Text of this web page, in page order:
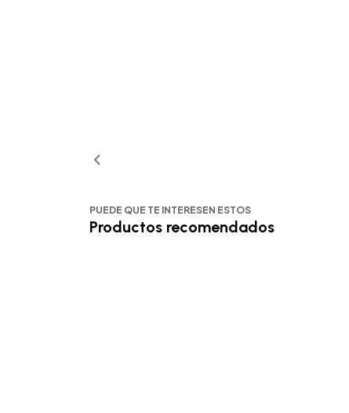
PUEDE QUE TE INTERESEN ESTOS
Productos recomendados